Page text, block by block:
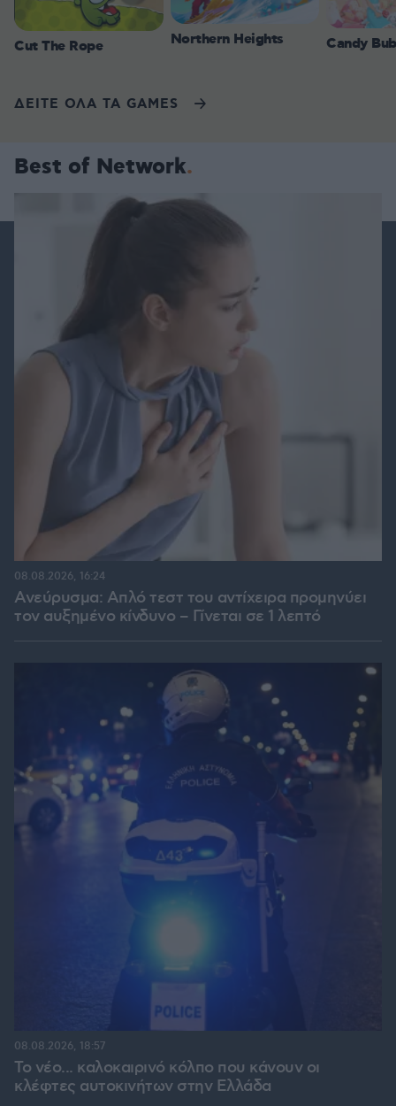
Cut The Rope Northern Heights Candy
ΔΕΙΤΕ ΟΛΑ ΤΑ GAMES
Best of Network
Ανεύρυσμα: Απλό τεστ του αντίχειρα προμηνύει
τον αυξημένο κίνδυνο – Γίνεται σε 1 λεπτό
08.08.2026, 16:24
Το νέο... καλοκαιρινό κόλπο που κάνουν οι
κλέφτες αυτοκινήτων στην Ελλάδα
08.08.2026, 18:57